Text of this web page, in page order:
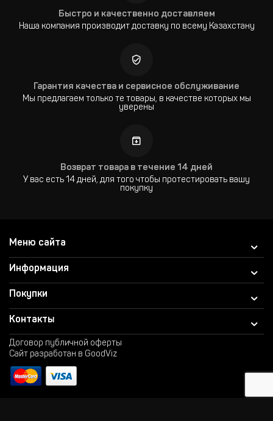
Быстро и качественно доставляем
Наша компания производит доставку по всему Казахстану
Гарантия качества и сервисное обслуживание
Мы предлагаем только те товары, в качестве которых мы
уверены
Возврат товара в течение 14 дней
У вас есть 14 дней, для того чтобы протестировать вашу
покупку
Меню сайта
Информация
Покупки
Контакты
Договор публичной оферты
Сайт разработан в GoodViz